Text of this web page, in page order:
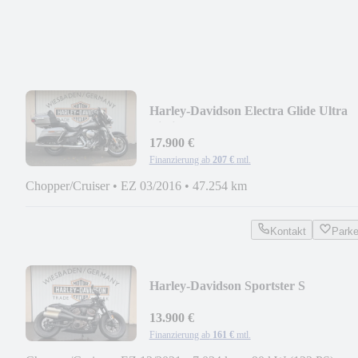
Harley-Davidson Electra Glide Ultra
17.900 €
Finanzierung ab 207 € mtl.
Chopper/Cruiser • EZ 03/2016 • 47.254 km
Kontakt
Harley-Davidson Sportster S
13.900 €
Finanzierung ab 161 € mtl.